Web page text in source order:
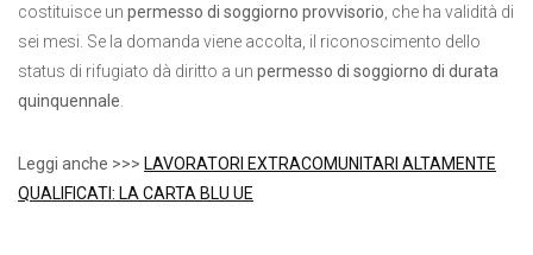
costituisce un permesso di soggiorno provvisorio , che ha validità di
sei mesi. Se la domanda viene accolta, il riconoscimento dello
status di rifugiato dà diritto a un permesso di soggiorno di durata
quinquennale
Leggi anche >>> LAVORATORI EXTRACOMUNITARI ALTAMENTE
QUALIFICATI: LA CARTA BLU UE